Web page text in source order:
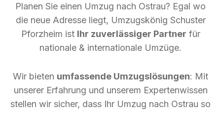
Planen Sie einen Umzug nach Ostrau? Egal wo
die neue Adresse liegt, Umzugskönig Schuster
Pforzheim ist Ihr zuverlässiger Partner für
nationale & internationale Umzüge.
Wir bieten umfassende Umzugslösungen: Mit
unserer Erfahrung und unserem Expertenwissen
stellen wir sicher, dass Ihr Umzug nach Ostrau so